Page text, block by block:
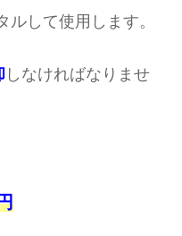
して使用します。
しなければなりませ